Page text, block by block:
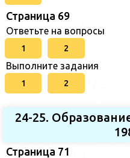
Страница 69
Ответьте на вопросы
1 2
Выполните задания
1 2
24-25.
Страница 71